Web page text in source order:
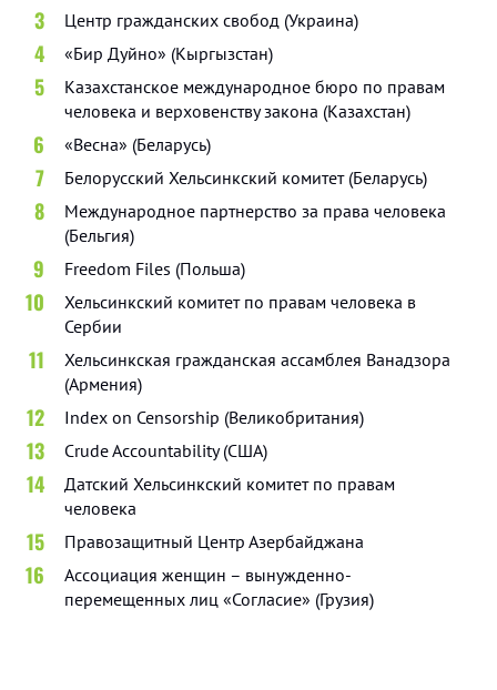
Центр гражданских свобод (Украина)
«Бир Дуйно» (Кыргызстан)
Казахстанское международное бюро по правам
человека и верховенству закона (Казахстан)
«Весна» (Беларусь)
Белорусский Хельсинкский комитет (Беларусь)
Международное партнерство за права человека
(Бельгия)
Freedom Files (Польша)
Хельсинкский комитет по правам человека в
Сербии
Хельсинкская гражданская ассамблея Ванадзора
(Армения)
Index on Censorship (Великобритания)
Crude Accountability (США)
Датский Хельсинкский комитет по правам
человека
Правозащитный Центр Азербайджана
Ассоциация женщин – вынужденно-
перемещенных лиц «Согласие» (Грузия)